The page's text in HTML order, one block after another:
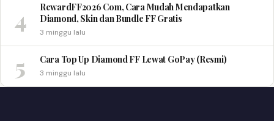
4
RewardFF2026 Com, Cara Mudah Mendapatkan
Diamond, Skin dan Bundle FF Gratis
3 minggu lalu
5 Cara Top Up Diamond FF Lewat GoPay (Resmi)
3 minggu lalu